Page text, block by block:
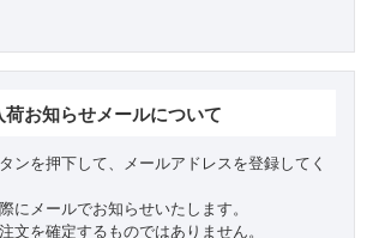
荷お知らせメールについて
ンを押下して、メールアドレスを登録してく
にメールでお知らせいたします。
文を確定するものではありません。